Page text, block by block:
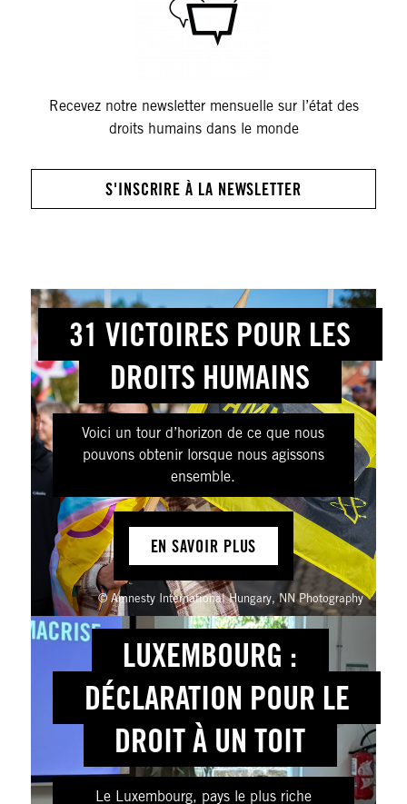
Recevez notre newsletter mensuelle sur l’état des
droits humains dans le monde
S'INSCRIRE À LA NEWSLETTER
31 VICTOIRES POUR LES
DROITS HUMAINS
Voici un tour d’horizon de ce que nous
pouvons obtenir lorsque nous agissons
ensemble.
EN SAVOIR PLUS
© Amnesty International Hungary, NN Photography
LUXEMBOURG :
DÉCLARATION POUR LE
DROIT À UN TOIT
Le Luxembourg, pays le plus riche